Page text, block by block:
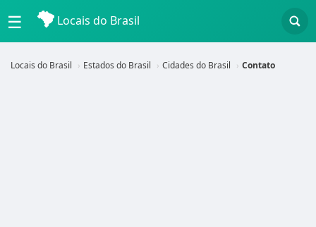
☰ Locais do Brasil
Locais do Brasil Estados do Brasil Cidades do Brasil Contato